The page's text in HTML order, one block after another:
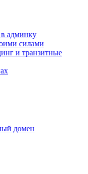
в админку
силами
и транзитные
домен